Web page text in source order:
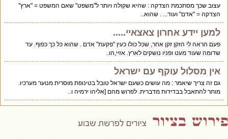
עצוב שכך מסתכמת הצדקה : שהיא שקולה ויותר ל"משפט" שאם המשפט = "ארץ"
הצדקה = "אדם" ועוד... . שהוא..
למען יידע אחרון צאצאיי.....
פעם הראה לי הזקן זקן אחר, שכל כולו כעין "פקעת" אדם . שהוא כל כך כפוף. עד
שדומה שעוד מעט ופניו נושקים לארץ. אזיי,הו..
אין מסלול עוקף עם ישראל
גם זה צריך שיאמר : מה עושים כשעם ישראל טובל בטינופת מוסרית מנוער מערכיו.
מותר להתאבל בבדידות מדברית. לפרוש מהם [אליהו ירמיה ו..